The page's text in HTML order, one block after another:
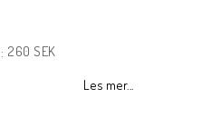
260 SEK
Les mer...